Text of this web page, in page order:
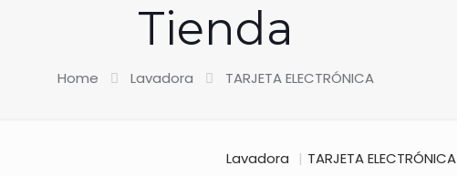
Tienda
Home Lavadora TARJETA ELECTRÓNICA
Lavadora | TARJETA ELECTRÓNICA